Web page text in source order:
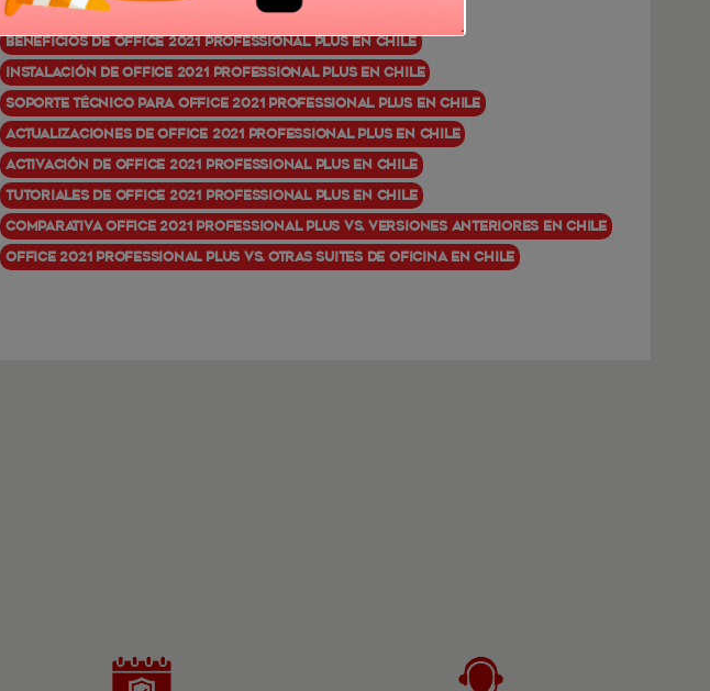
Opiniones sobre Office 2021 Professional Plus en Chile
Beneficios de Office 2021 Professional Plus en Chile
Instalación de Office 2021 Professional Plus en Chile
Soporte técnico para Office 2021 Professional Plus en Chile
Actualizaciones de Office 2021 Professional Plus en Chile
Activación de Office 2021 Professional Plus en Chile
Tutoriales de Office 2021 Professional Plus en Chile
Comparativa Office 2021 Professional Plus vs. versiones anteriores en Chile
Office 2021 Professional Plus vs. otras suites de oficina en Chile